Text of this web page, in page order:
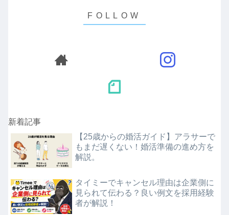
新着記事
【25歳からの婚活ガイド】アラサーで
もまだ遅くない！婚活準備の進め方を
解説。
タイミーでキャンセル理由は企業側に
見られて伝わる？良い例文を採用経験
者が解説！